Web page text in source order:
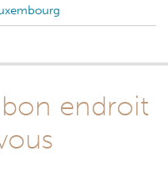
endroit